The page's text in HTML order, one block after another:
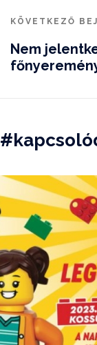
KÖVETKEZŐ
Nem